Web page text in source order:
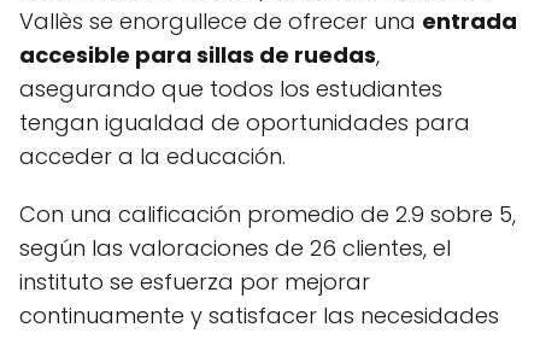
Vallès se enorgullece de ofrecer una entrada
accesible para sillas de ruedas,
asegurando que todos los estudiantes
tengan igualdad de oportunidades para
acceder a la educación.
Con una calificación promedio de 2.9 sobre 5,
según las valoraciones de 26 clientes, el
instituto se esfuerza por mejorar
continuamente y satisfacer las necesidades